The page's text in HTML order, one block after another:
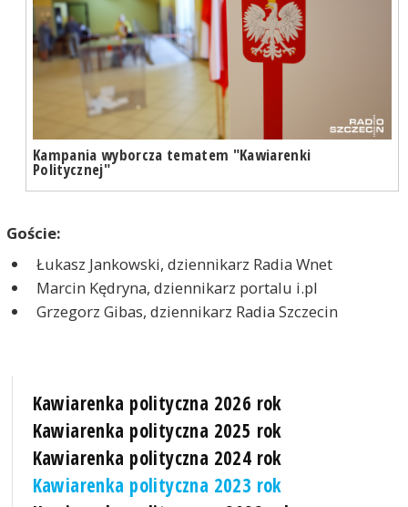
Kampania wyborcza tematem "Kawiarenki
Politycznej"
Goście:
Łukasz Jankowski, dziennikarz Radia Wnet
Marcin Kędryna, dziennikarz portalu i.pl
Grzegorz Gibas, dziennikarz Radia Szczecin
Kawiarenka polityczna 2026 rok
Kawiarenka polityczna 2025 rok
Kawiarenka polityczna 2024 rok
Kawiarenka polityczna 2023 rok